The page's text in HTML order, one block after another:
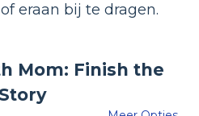
eraan bij te dragen.